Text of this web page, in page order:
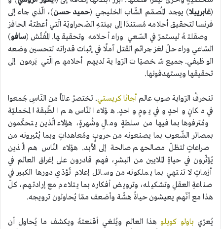
(غابرييلا) يوجد المُصمّم الشّاب الخليجي (حميد حسن)، الّذي جاء إلى
فرنسا لتحقيق أحلامه مُستندًا إلى بيئتهِ الصّحراويّة الّتي أعطتهُ الحافز
وصقلتهُ ليستمرّ في السّعي وراء أحلامه وتحقيقها. المُفتّش (سافو)
السّاعي وراء حلّ لغز جرائم القتل آملًا في إثبات قدراته لتحسين وضعه
الوظيفي. جميع شخصيّات الرّواية لديهم أحلامهم الّتي يَرمون إلى
تحقيقها ويستهدفونها.
تنحرفُ الرّواية صوب عالم أجاثا كريستي. تختصرُ عالمًا من النّاسِ جُمعوا
في مكانٍ واحدٍ وفي يومٍ واحدٍ. هؤلاء النّاس هم الطّبقة المخمليّة
ومُترفوها بما فيها من سلطةٍ ومالٍ وشُهرةٍ، هؤلاء الّذين يتحكّمون
بمصائر الشّعوب بما يصنعونه من حروبٍ ومُعاهداتٍ وبما يُثيرونه من
صراعاتٍ لتظلّ مصالحهم صالحة إلى الأبد. هؤلاء النّاس هم الّذين
يُؤثّرون في حياةِ الملايين من البشرِ، فهم قادرون على إغراق العالم في
أزماتٍ لا تنتهي بما يملكونه من وسائل إعلام تُؤدّي دورها الكبير في
صناعةِ العقلِ وتشكيله، وترويض أفكاره بما يتلاءم مع إرادتهم، كلّ
هذا مع أنّهم يعيشون حياةً هشّة وأضعف ممّا يُحاولون ترويجه.
يُعرّي باولو كويلوهذا العالم ويُلغي أقنعتهُ ويكشف ما يُحاول أن